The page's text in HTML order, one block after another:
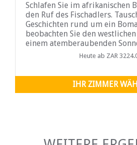
Schlafen Sie im afrikanischen
den Ruf des Fischadlers.
Geschichten rund um ein
beobachten Sie den
einem atemberaubenden
werden eine Bewegung in
Heute ab ZAR
IHR ZIMMER